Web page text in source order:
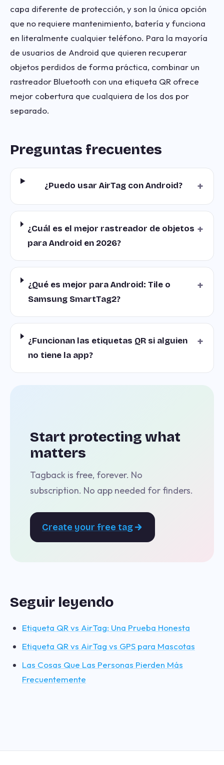
capa diferente de protección, y son la única opción
que no requiere mantenimiento, batería y funciona
en literalmente cualquier teléfono. Para la mayoría
de usuarios de Android que quieren recuperar
objetos perdidos de forma práctica, combinar un
rastreador Bluetooth con una etiqueta QR ofrece
mejor cobertura que cualquiera de los dos por
separado.
Preguntas frecuentes
¿Puedo usar AirTag con Android? +
¿Cuál es el mejor rastreador de objetos
para Android en 2026?
+
¿Qué es mejor para Android: Tile o
Samsung SmartTag2?
+
¿Funcionan las etiquetas QR si alguien
no tiene la app?
+
Start protecting what
matters
Tagback is free, forever. No
subscription. No app needed for finders.
Create your free tag
Seguir leyendo
Etiqueta QR vs AirTag: Una Prueba Honesta
Etiqueta QR vs AirTag vs GPS para Mascotas
Las Cosas Que Las Personas Pierden Más
Frecuentemente